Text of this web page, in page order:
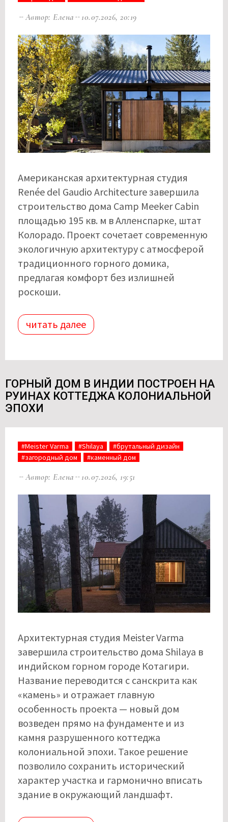
Автор: Елена 10.07.2026, 20:19
Американская архитектурная студия
Renée del Gaudio Architecture завершила
строительство дома Camp Meeker Cabin
площадью 195 кв. м в Алленспарке, штат
Колорадо. Проект сочетает современную
экологичную архитектуру с атмосферой
традиционного горного домика,
предлагая комфорт без излишней
роскоши.
читать далее
ГОРНЫЙ ДОМ В ИНДИИ ПОСТРОЕН НА
РУИНАХ КОТТЕДЖА КОЛОНИАЛЬНОЙ
ЭПОХИ
#Meister Varma #Shilaya
#брутальный дизайн
#загородный дом
#каменный дом
Автор: Елена 10.07.2026, 19:51
Архитектурная студия Meister Varma
завершила строительство дома Shilaya в
индийском горном городе Котагири.
Название переводится с санскрита как
«камень» и отражает главную
особенность проекта — новый дом
возведен прямо на фундаменте и из
камня разрушенного коттеджа
колониальной эпохи. Такое решение
позволило сохранить исторический
характер участка и гармонично вписать
здание в окружающий ландшафт.